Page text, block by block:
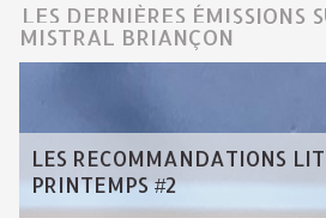
LES DERNIÈRES ÉMISSIONS
MISTRAL BRIANÇON
LES RECOMMANDATIONS
PRINTEMPS #2